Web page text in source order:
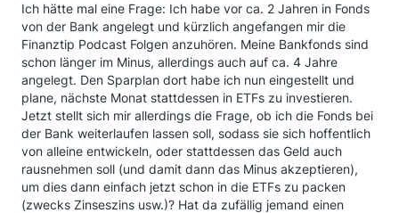
Ich hätte mal eine Frage: Ich habe vor ca. 2 Jahren in Fonds
von der Bank angelegt und kürzlich angefangen mir die
Finanztip Podcast Folgen anzuhören. Meine Bankfonds sind
schon länger im Minus, allerdings auch auf ca. 4 Jahre
angelegt. Den Sparplan dort habe ich nun eingestellt und
plane, nächste Monat stattdessen in ETFs zu investieren.
Jetzt stellt sich mir allerdings die Frage, ob ich die Fonds bei
der Bank weiterlaufen lassen soll, sodass sie sich hoffentlich
von alleine entwickeln, oder stattdessen das Geld auch
rausnehmen soll (und damit dann das Minus akzeptieren),
um dies dann einfach jetzt schon in die ETFs zu packen
(zwecks Zinseszins usw.)? Hat da zufällig jemand einen